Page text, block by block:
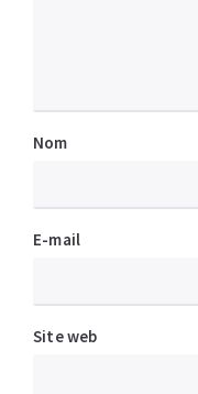
Nom
E-mail
Site web